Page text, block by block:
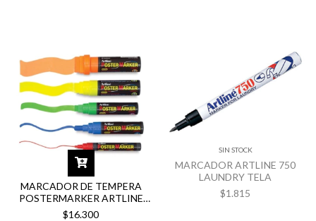
MARCADOR DE TEMPERA
POSTERMARKER ARTLINE
30MM
$16.300
SIN STOCK
MARCADOR ARTLINE 750
LAUNDRY TELA
$1.815